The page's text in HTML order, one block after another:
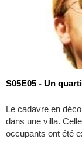
S05E05 - Un
Le cadavre en
dans une villa.
occupants ont été